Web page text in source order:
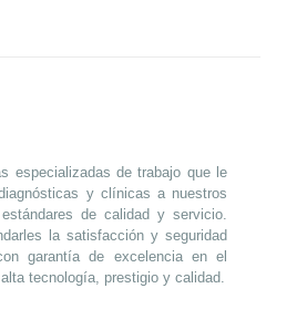
especializadas de trabajo que le
y clínicas a nuestros
de calidad y servicio.
la satisfacción y seguridad
garantía de excelencia en el
tecnología, prestigio y calidad.